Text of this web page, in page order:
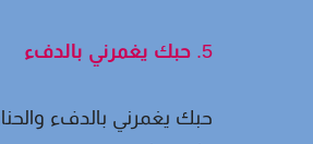
5. حبك يغمرني بالدفء
حبك يغمرني بالدفء